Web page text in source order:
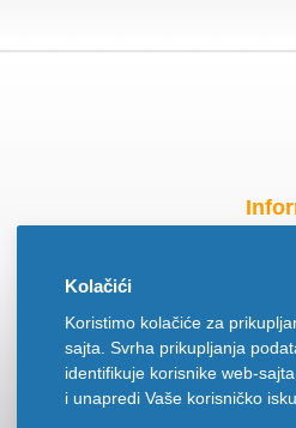
Način
Načini
Kolačići
Koristimo kolačiće za
sajta. Svrha prikupljanja
identifikuje korisnike web-
i unapredi Vaše korisničko